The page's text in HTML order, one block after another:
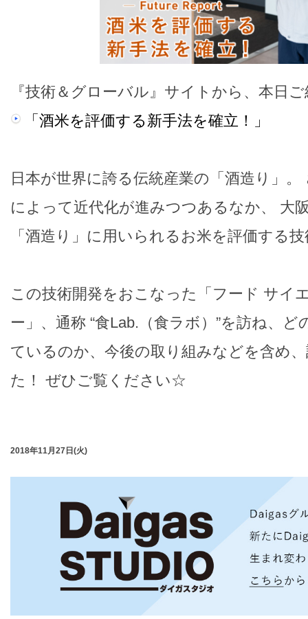
『技術＆グローバル』サイトから、本日
「酒米を評価する新手法を確立！」
日本が世界に誇る伝統産業の「酒造り」
によって近代化が進みつつあるなか、 大
「酒造り」に用いられるお米を評価する
この技術開発をおこなった「フード サイ
ー」、通称 “食Lab.（食ラボ）”を訪ね、
ているのか、今後の取り組みなどを含め
た！ ぜひご覧ください☆
2018年11月27日(火)